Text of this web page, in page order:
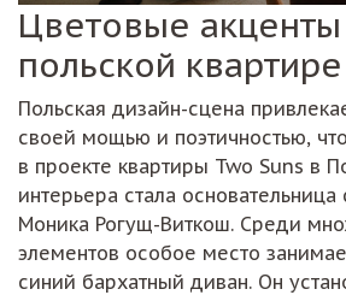
Цветовые
польской
Польская дизайн-сцена
своей мощью и поэтичностью,
в проекте квартиры Two Suns в
интерьера стала
Моника Рогущ-Виткош. Среди
элементов особое место
синий бархатный диван. Он